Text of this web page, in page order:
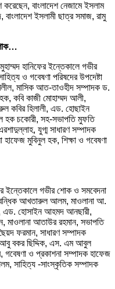
বাংলাদেশ নেজামে ইসলাম
বাংলাদেশ ইসলামী ছাত্র সমাজ, রামু
মুহাম্মদ হানিফের ইন্তেকালে গভীর
ও গবেষণা পরিষদের উপদেষ্টা
মাসিক আত-তাওহীদ সম্পাদক ড.
কবি কাজী মোহাম্মদ আলী,
কবির হিলালী, এড. হোছাইন
হক চকোরী, সহ-সভাপতি মুফতি
যুগ্ম সাধারণ সম্পাদক
হাফেজ মুবিনুল হক, শিক্ষা ও গবেষণা
ইন্তেকালে গভীর শোক ও সমবেদনা
আখতারুল আলম, মাওলানা আ.
এড. হোসাইন আহমদ আনছারী,
মাওলানা আতাউর রহমান, সভাপতি
ফরমান, সাধারণ সম্পাদক
আবু বকর ছিদ্দিক, এস. এম আবুল
গবেষণা ও প্রকাশনা সম্পাদক হাফেজ
সাহিত্য -সাংস্কৃতিক সম্পাদক